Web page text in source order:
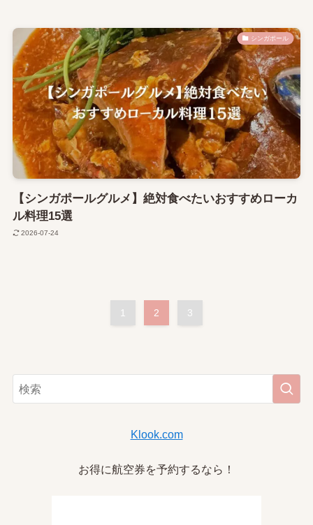
シンガポール
【シンガポールグルメ】絶対食べたいおすすめローカ
ル料理15選
2026-07-24
1 2 3
Klook.com
お得に航空券を予約するなら！